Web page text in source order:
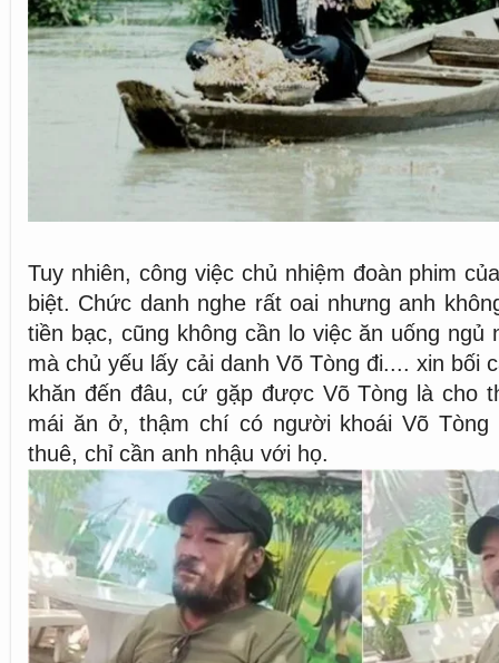
Tuy nhiên, công việc chủ nhiệm đoàn phim
biệt. Chức danh nghe rất oai nhưng anh
tiền bạc, cũng không cần lo việc ăn uống ngủ
mà chủ yếu lấy cải danh Võ Tòng đi.... xin bối
khăn đến đâu, cứ gặp được Võ Tòng là cho
mái ăn ở, thậm chí có người khoái Võ Tòng
thuê, chỉ cần anh nhậu với họ.